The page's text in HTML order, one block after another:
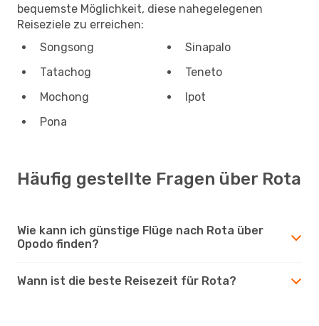
bequemste Möglichkeit, diese nahegelegenen
Reiseziele zu erreichen:
Songsong
Sinapalo
Tatachog
Teneto
Mochong
Ipot
Pona
Häufig gestellte Fragen über Rota
Wie kann ich günstige Flüge nach Rota über
Opodo finden?
Wann ist die beste Reisezeit für Rota?